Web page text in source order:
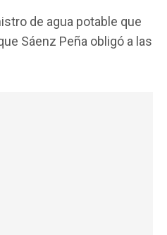
m
p
de agua potable que
Sáenz Peña obligó a las